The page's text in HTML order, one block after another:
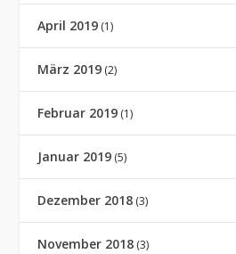
April 2019 (1)
März 2019 (2)
Februar 2019 (1)
Januar 2019 (5)
Dezember 2018 (3)
November 2018 (3)